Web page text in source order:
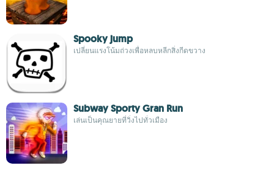
Spooky jump
เปลี่ยนแรงโน้มถ่วงเพื่อหลบหลีกสิ่งกีดขวาง
Subway Sporty Gran Run
เล่นเป็นคุณยายที่วิ่งไปทั่วเมือง